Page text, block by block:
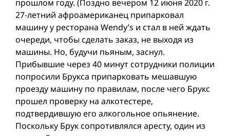
прошлом году. (Поздно вечером 12 июня 2020 г.
27-летний афроамериканец припарковал
машину у ресторана Wendy’s и стал в ней ждать
очереди, чтобы сделать заказ, не выходя из
машины. Но, будучи пьяным, заснул.
Прибывшие через 40 минут сотрудники полиции
попросили Брукса припарковать мешавшую
проезду машину по правилам, после чего Брукс
прошел проверку на алкотестере,
подтвердившую его алкогольное опьянение.
Поскольку Брук сопротивлялся аресту, один из